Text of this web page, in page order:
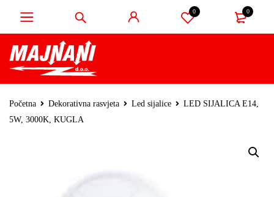
0 0
Početna Dekorativna rasvjeta Led sijalice
LED SIJALICA E14,
5W, 3000K, KUGLA